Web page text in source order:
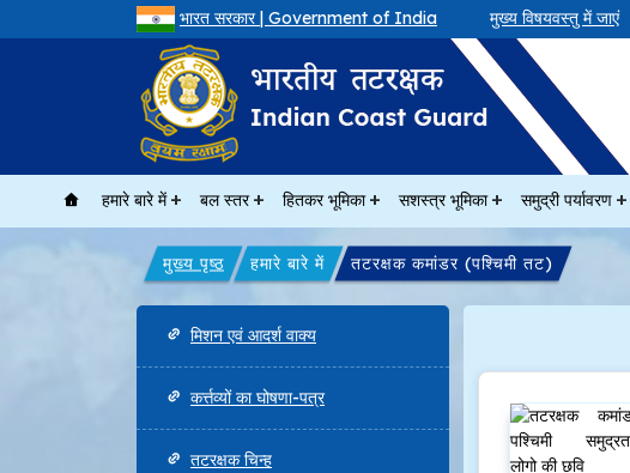
भारत सरकार | Government of India मुख्य विषयवस्तु में जाएं
हमारे बारे में बल स्तर हितकर भूमिका सशस्त्र भूमिका समुद्री पर्यावरण
मुख्य पृष्ठ हमारे बारे में तटरक्षक कमांडर (पश्चिमी तट)
Main navigation
मिशन एवं आदर्श वाक्य
कर्त्तव्यों का घोषणा-पत्र
तटरक्षक चिन्ह